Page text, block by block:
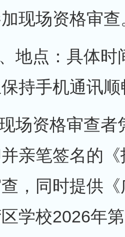
现场资格审查
点：具体时
持手机通讯顺
资格审查者
亲笔签名的
，同时提供
学校2026年